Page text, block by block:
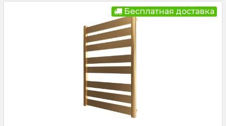
Бесплатная доставка